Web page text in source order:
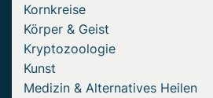
Kornkreise
Körper & Geist
Kryptozoologie
Kunst
Medizin & Alternatives Heilen